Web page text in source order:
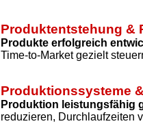
Produktentstehung &
Produkte erfolgreich
Time-to-Market gezielt
Produktionssysteme
Produktion leistungsfähig
reduzieren, Durchlaufzeiten